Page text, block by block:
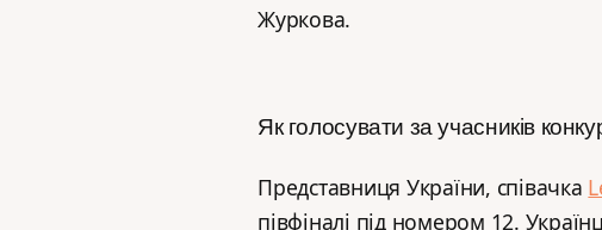
Журкова.
Як голосувати за учасників
Представниця України, співачка
півфіналі під номером 12.